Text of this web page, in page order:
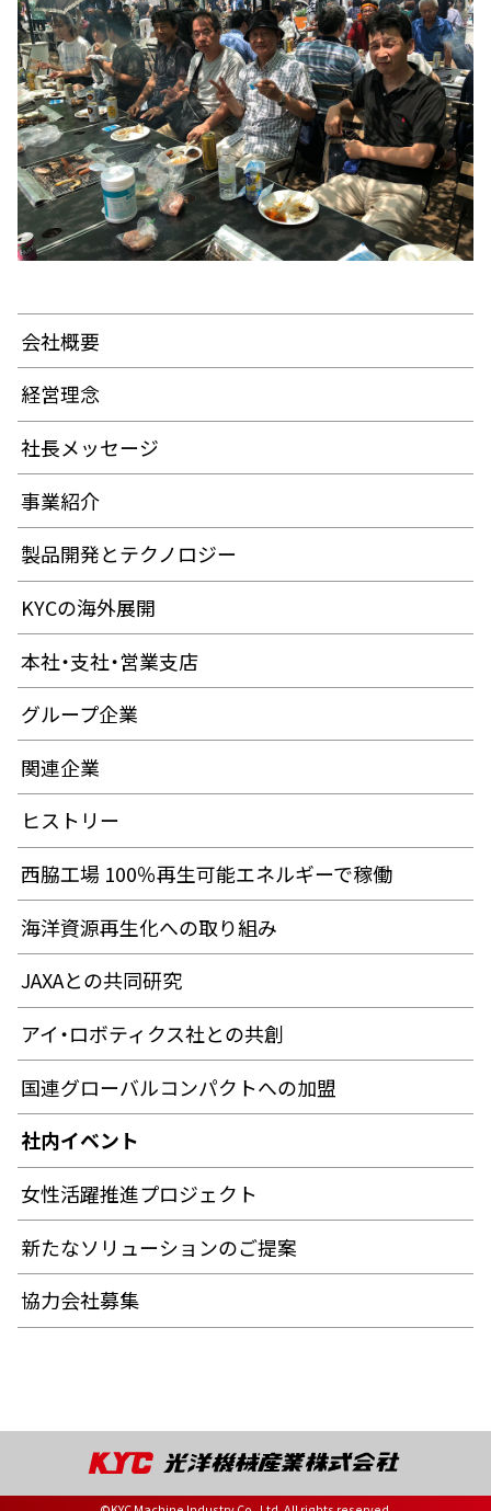
会社概要
経営理念
社長メッセージ
事業紹介
製品開発とテクノロジー
KYCの海外展開
本社・支社・営業支店
グループ企業
関連企業
ヒストリー
西脇工場 100％再生可能エネルギーで稼働
海洋資源再生化への取り組み
JAXAとの共同研究
アイ・ロボティクス社との共創
国連グローバルコンパクトへの加盟
社内イベント
女性活躍推進プロジェクト
新たなソリューションのご提案
協力会社募集